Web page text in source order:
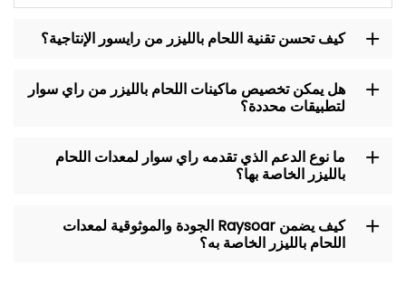
كيف تحسن تقنية اللحام بالليزر من رايسور الإنتاجية؟
هل يمكن تخصيص ماكينات اللحام بالليزر من راي سوار
لتطبيقات محددة؟
ما نوع الدعم الذي تقدمه راي سوار لمعدات اللحام
بالليزر الخاصة بها؟
كيف يضمن Raysoar الجودة والموثوقية لمعدات
اللحام بالليزر الخاصة به؟